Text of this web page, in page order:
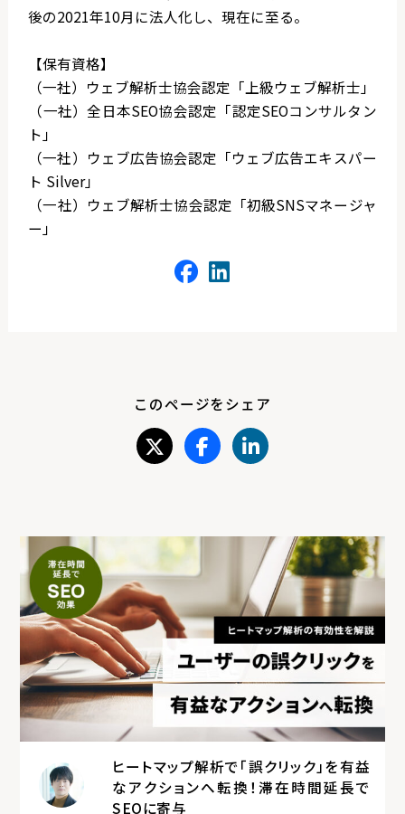
後の2021年10月に法人化し、現在に至る。
【保有資格】
（一社）ウェブ解析士協会認定「上級ウェブ解析士」
（一社）全日本SEO協会認定「認定SEOコンサルタン
ト」
（一社）ウェブ広告協会認定「ウェブ広告エキスパー
ト Silver」
（一社）ウェブ解析士協会認定「初級SNSマネージャ
ー」
このページをシェア
ヒートマップ解析で「誤クリック」を有益
なアクションへ転換！滞在時間延長で
SEOに寄与